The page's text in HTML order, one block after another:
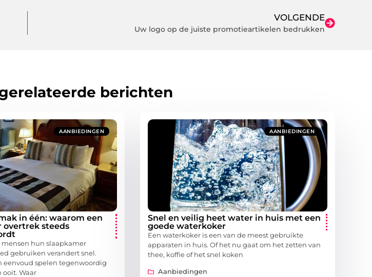
VOLGENDE
Uw logo op de juiste promotieartikelen bedrukken
berichten
AANBIEDINGEN
in één: waarom een
overtrek steeds
hun slaapkamer
gebruiken verandert snel.
eenvoud spelen tegenwoordig
ooit. Waar
AANBIEDINGEN
Snel en veilig heet water in huis met een
goede waterkoker
Een waterkoker is een van de meest gebruikte
apparaten in huis. Of het nu gaat om het zetten van
thee, koffie of het snel koken
Aanbiedingen